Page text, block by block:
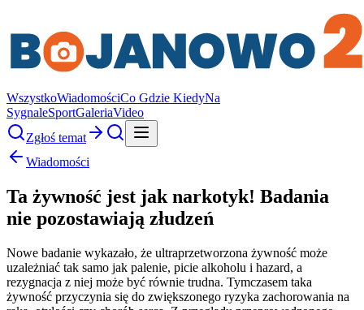
WszystkoWiadomościCo Gdzie KiedyNa
SygnaleSportGaleriaVideo
Zgłoś temat
Wiadomości
Ta żywność jest jak narkotyk! Badania
nie pozostawiają złudzeń
Nowe badanie wykazało, że ultraprzetworzona żywność może
uzależniać tak samo jak palenie, picie alkoholu i hazard, a
rezygnacja z niej może być równie trudna. Tymczasem taka
żywność przyczynia się do zwiększonego ryzyka zachorowania na